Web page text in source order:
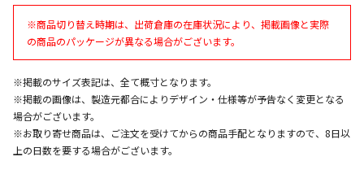
ません）
※「宅配・店舗受取」「宅配のみ」マークの商品のみ
同時購入が可能です
午前9時までのご注文確定した商品については、当日に
出荷いたします。
ただし、メーカーの営業日に基づき出荷手続きを行う
ため、通常よりお時間をいただく場合がございます。
また、日曜・祝日や年末年始などの長期休業期間中
※商品切り替え時期は、出荷倉庫の在庫状況により、掲載画像と実際
の商品のパッケージが異なる場合がございます。
※掲載のサイズ表記は、全て概寸となります。
※掲載の画像は、製造元都合によりデザイン・仕様等が予告なく変更となる
場合がございます。
※お取り寄せ商品は、ご注文を受けてからの商品手配となりますので、8日以
上の日数を要する場合がございます。